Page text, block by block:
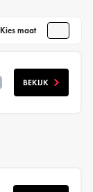
Kies maat
BEKIJK